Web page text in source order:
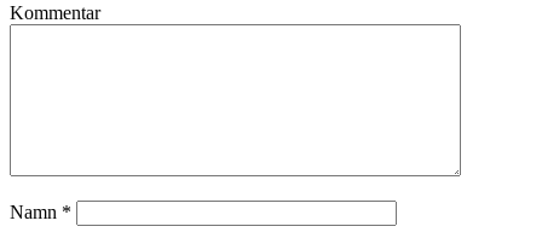
Kommentar
Namn *